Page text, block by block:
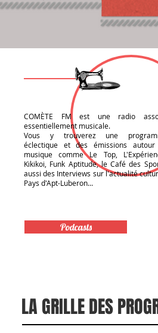
COMÈTE FM est une radio
essentiellement musicale.
Vous y trouverez une
éclectique et des émissions
musique comme Le Top,
Kikikoi, Funk Aptitude, le Café des
aussi des Interviews sur l'actualité
Pays d'Apt-Luberon...
Podcasts
LA GRILLE DES